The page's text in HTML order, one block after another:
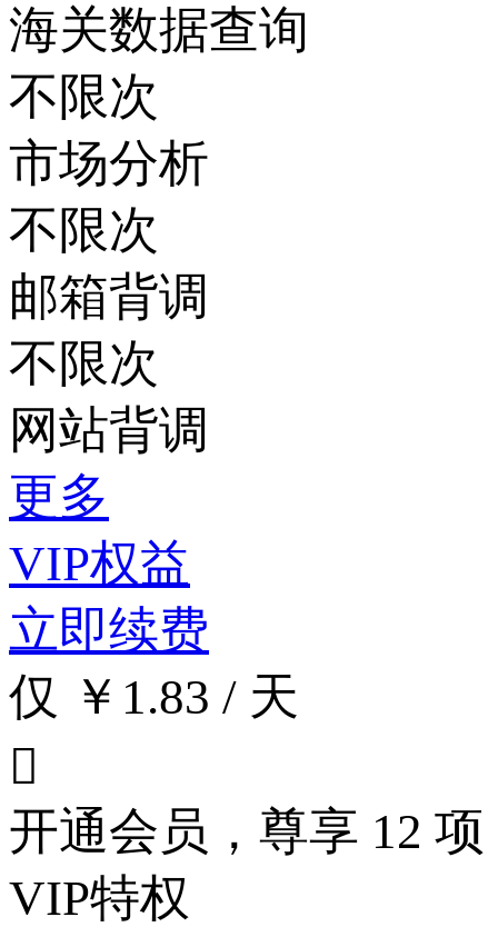
海关数据查询
不限次
市场分析
不限次
邮箱背调
不限次
网站背调
更多
VIP权益
立即续费
仅 ￥1.83 / 天

开通会员，尊享 12 项
VIP特权